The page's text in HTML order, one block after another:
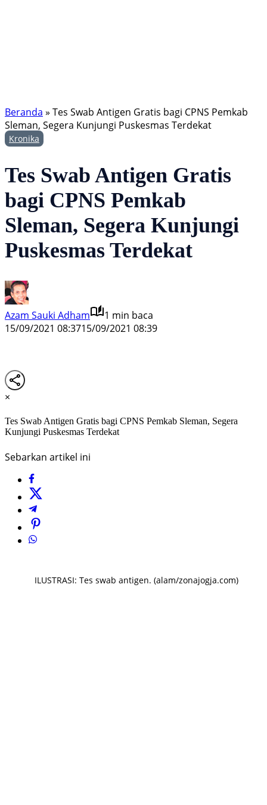
Beranda » Tes Swab Antigen Gratis bagi CPNS Pemkab
Sleman, Segera Kunjungi Puskesmas Terdekat
Kronika
Tes Swab Antigen Gratis
bagi CPNS Pemkab
Sleman, Segera Kunjungi
Puskesmas Terdekat
Azam Sauki Adham
1 min baca
15/09/2021 08:3715/09/2021 08:39
×
Tes Swab Antigen Gratis bagi CPNS Pemkab Sleman, Segera
Kunjungi Puskesmas Terdekat
Sebarkan artikel ini
ILUSTRASI: Tes swab antigen. (alam/zonajogja.com)